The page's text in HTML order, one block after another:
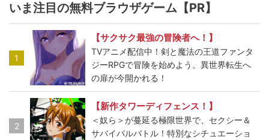
いま注目の無料ブラウザゲーム【PR】
1
【サクサク最強の冒険者へ！】
TVアニメ配信中！剣と魔法の王道ファンタ
ジーRPGで冒険を始めよう。異世界転生へ
の扉が今開かれる！
2
【新作タワーディフェンス！】
＜奴ら＞が蔓延る極限世界で、セクシー＆
サバイバルバトル！特別なシチュエーショ